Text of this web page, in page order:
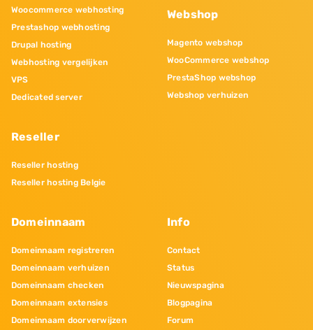
Woocommerce webhosting
Prestashop webhosting
Drupal hosting
Webhosting vergelijken
VPS
Dedicated server
Reseller
Reseller hosting
Reseller hosting Belgie
Webshop
Magento webshop
WooCommerce webshop
PrestaShop webshop
Webshop verhuizen
Domeinnaam
Domeinnaam registreren
Domeinnaam verhuizen
Domeinnaam checken
Domeinnaam extensies
Domeinnaam doorverwijzen
Info
Contact
Status
Nieuwspagina
Blogpagina
Forum